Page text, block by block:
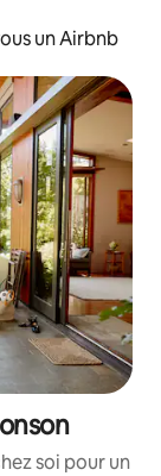
un Airbnb
soi pour un